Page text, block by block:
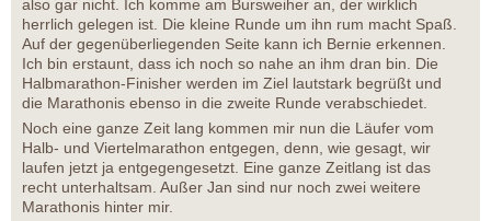
also gar nicht. Ich komme am Bursweiher an, der wirklich
herrlich gelegen ist. Die kleine Runde um ihn rum macht Spaß.
Auf der gegenüberliegenden Seite kann ich Bernie erkennen.
Ich bin erstaunt, dass ich noch so nahe an ihm dran bin. Die
Halbmarathon-Finisher werden im Ziel lautstark begrüßt und
die Marathonis ebenso in die zweite Runde verabschiedet.
Noch eine ganze Zeit lang kommen mir nun die Läufer vom
Halb- und Viertelmarathon entgegen, denn, wie gesagt, wir
laufen jetzt ja entgegengesetzt. Eine ganze Zeitlang ist das
recht unterhaltsam. Außer Jan sind nur noch zwei weitere
Marathonis hinter mir.